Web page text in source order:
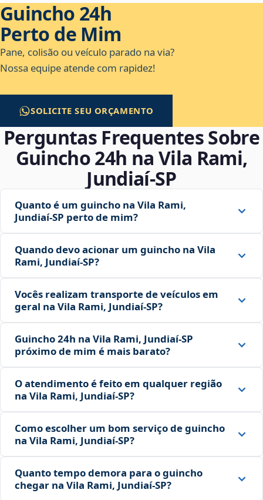
Guincho 24h
Perto de Mim
Pane, colisão ou veículo parado na via?
Nossa equipe atende com rapidez!
SOLICITE SEU ORÇAMENTO
Perguntas Frequentes Sobre
Guincho 24h na Vila Rami,
Jundiaí‑SP
Quanto é um guincho na Vila Rami,
Jundiaí‑SP perto de mim?
Quando devo acionar um guincho na Vila
Rami, Jundiaí‑SP?
Vocês realizam transporte de veículos em
geral na Vila Rami, Jundiaí‑SP?
Guincho 24h na Vila Rami, Jundiaí‑SP
próximo de mim é mais barato?
O atendimento é feito em qualquer região
na Vila Rami, Jundiaí‑SP?
Como escolher um bom serviço de guincho
na Vila Rami, Jundiaí‑SP?
Quanto tempo demora para o guincho
chegar na Vila Rami, Jundiaí‑SP?